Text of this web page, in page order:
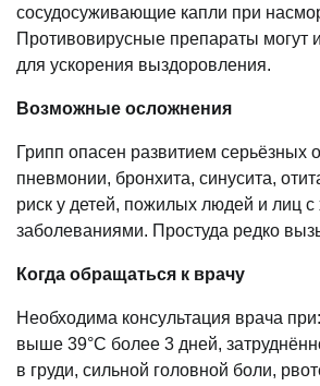
сосудосуживающие капли при
Противовирусные препараты могут
для ускорения выздоровления.
Возможные осложнения
Грипп опасен развитием серьёзных
пневмонии, бронхита, синусита,
риск у детей, пожилых людей и лиц с
заболеваниями. Простуда редко
Когда обращаться к врачу
Необходима консультация врача
выше 39°С более 3 дней,
в груди, сильной головной боли,